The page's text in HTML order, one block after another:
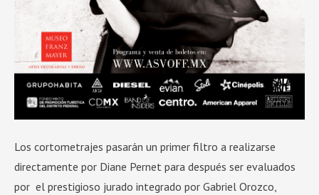
Los cortometrajes pasarán un primer filtro a realizarse
directamente por Diane Pernet para después ser evaluados
por el prestigioso jurado integrado por Gabriel Orozco,